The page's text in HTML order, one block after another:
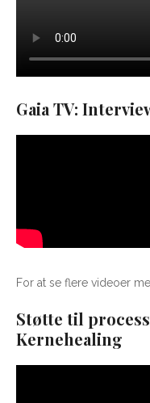
Gaia TV:
For at se flere videoer
Støtte til
Kernehealing